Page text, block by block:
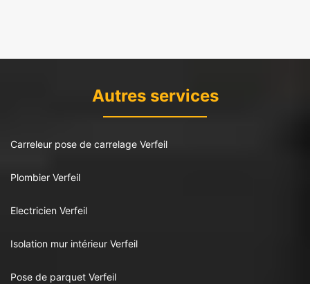
Autres services
Carreleur pose de carrelage Verfeil
Plombier Verfeil
Electricien Verfeil
Isolation mur intérieur Verfeil
Pose de parquet Verfeil